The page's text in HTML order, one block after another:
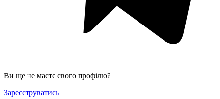
Ви ще не маєте свого профілю?
Зареєструватись